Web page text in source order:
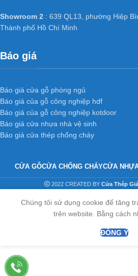
chung cư, Biệt thự, nhà phố ở các
Quốc, Nhật Bản…
Xưởng 1 :
Tp.HCM
HCM.
Xưởng 3 :
K2-39, Tổ 48, KP 3,
Phường Bửu Hòa, Thành phố
Web:cuanhuacomposite.net
Email :
Showroom 2 : 639 QL13, phường Hiệp
Thành phố Hồ Chí Minh
Báo giá
Báo giá cửa gỗ phòng ngủ
Báo giá của gỗ công nghiệp hdf
Báo giá của gỗ công nghiệp kotdoor
Báo giá cửa nhựa nhà vệ sinh
Báo giá cửa thép chống cháy
CỬA GỖCỬA CHỐNG CHÁYCỬA
2022 CREATED BY Cửa Thép
Chúng tôi sử dụng cookie để tăng
trên website. Bằng cách
ĐỒNG Ý